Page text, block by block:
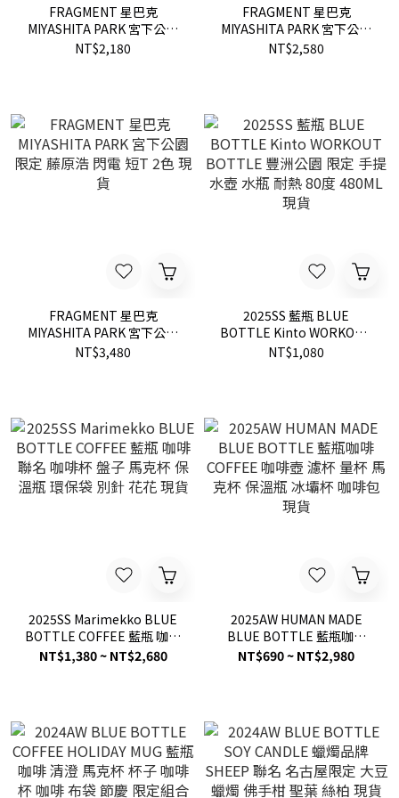
FRAGMENT 星巴克
MIYASHITA PARK 宮下公園
限定 透明 隨行杯 水瓶 現貨
NT$2,180
FRAGMENT 星巴克
MIYASHITA PARK 宮下公園
限定 漆黑 不鏽鋼杯 曲線瓶
NT$2,580
FRAGMENT 星巴克
MIYASHITA PARK 宮下公園
限定 藤原浩 閃電 短T 2色 現
NT$3,480
2025SS 藍瓶 BLUE
BOTTLE Kinto WORKOUT
BOTTLE 豐洲公園 限定 手
NT$1,080
2025SS Marimekko BLUE
BOTTLE COFFEE 藍瓶 咖啡
聯名 咖啡杯 盤子 馬克杯 保
NT$1,380 ~ NT$2,680
2025AW HUMAN MADE
BLUE BOTTLE 藍瓶咖啡
COFFEE 咖啡壺 濾杯 量杯 馬
NT$690 ~ NT$2,980